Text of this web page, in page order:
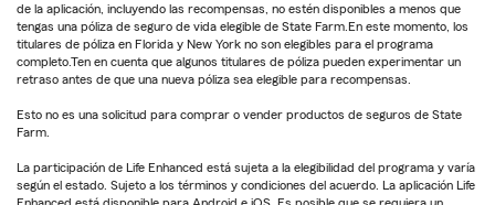
de la aplicación, incluyendo las recompensas, no estén disponibles a menos que
tengas una póliza de seguro de vida elegible de State Farm.En este momento, los
titulares de póliza en Florida y New York no son elegibles para el programa
completo.Ten en cuenta que algunos titulares de póliza pueden experimentar un
retraso antes de que una nueva póliza sea elegible para recompensas.
Esto no es una solicitud para comprar o vender productos de seguros de State
Farm.
La participación de Life Enhanced está sujeta a la elegibilidad del programa y varía
según el estado. Sujeto a los términos y condiciones del acuerdo. La aplicación Life